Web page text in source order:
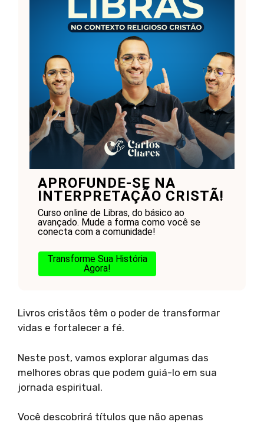
APROFUNDE-SE NA
INTERPRETAÇÃO CRISTÃ!
Curso online de Libras, do básico ao
avançado. Mude a forma como você se
conecta com a comunidade!
Transforme Sua História
Agora!
Livros cristãos têm o poder de transformar
vidas e fortalecer a fé.
Neste post, vamos explorar algumas das
melhores obras que podem guiá-lo em sua
jornada espiritual.
Você descobrirá títulos que não apenas